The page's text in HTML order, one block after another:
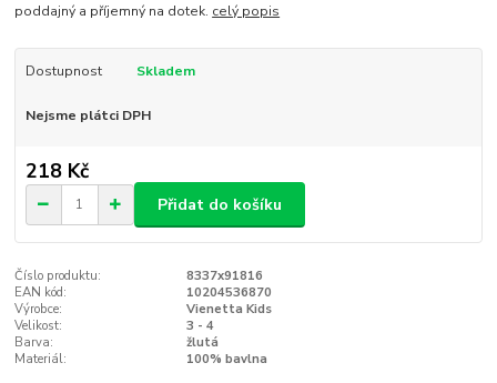
poddajný a příjemný na dotek. celý popis
Dostupnost Skladem
Nejsme plátci DPH
218 Kč
Přidat do košíku
Číslo produktu:
8337x91816
EAN kód:
10204536870
Výrobce:
Vienetta Kids
Velikost:
3 - 4
Barva:
žlutá
Materiál:
100% bavlna